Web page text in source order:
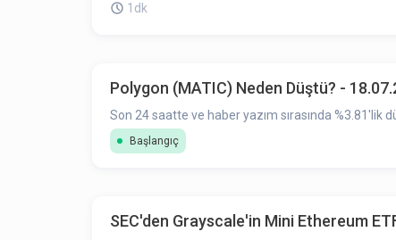
1dk
Polygon (MATIC) Neden Düştü? -
Son 24 saatte ve haber yazım sırasında %3.81'lik
Başlangıç
SEC'den Grayscale'in Mini Ethereum